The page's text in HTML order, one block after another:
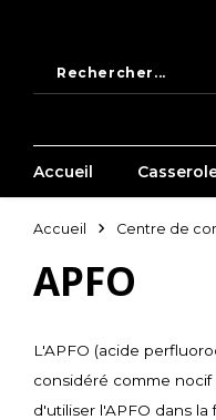
Accueil
Accueil Centre de
APFO
L'APFO (acide
considéré comme nocif
d'utiliser l'APFO dans